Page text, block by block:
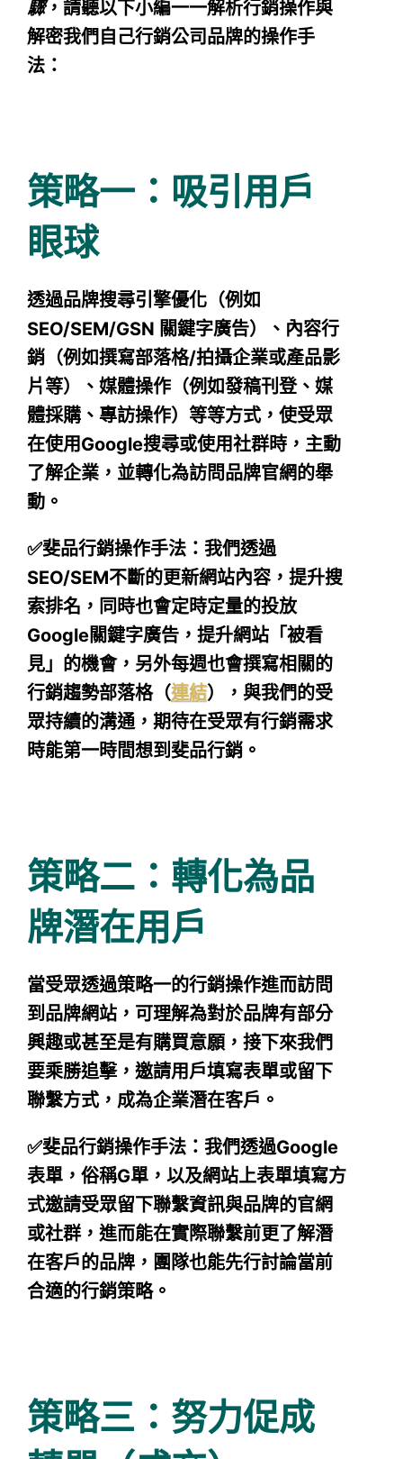
驟，請聽以下小編一一解析行銷操作與
解密我們自己行銷公司品牌的操作手
法：
策略一：吸引用戶
眼球
透過品牌搜尋引擎優化（例如
SEO/SEM/GSN 關鍵字廣告）、內容行
銷（例如撰寫部落格/拍攝企業或產品影
片等）、媒體操作（例如發稿刊登、媒
體採購、專訪操作）等等方式，使受眾
在使用Google搜尋或使用社群時，主動
了解企業，並轉化為訪問品牌官網的舉
動。
✅斐品行銷操作手法：我們透過
SEO/SEM不斷的更新網站內容，提升搜
索排名，同時也會定時定量的投放
Google關鍵字廣告，提升網站「被看
見」的機會，另外每週也會撰寫相關的
行銷趨勢部落格（連結），與我們的受
眾持續的溝通，期待在受眾有行銷需求
時能第一時間想到斐品行銷。
策略二：轉化為品
牌潛在用戶
當受眾透過策略一的行銷操作進而訪問
到品牌網站，可理解為對於品牌有部分
興趣或甚至是有購買意願，接下來我們
要乘勝追擊，邀請用戶填寫表單或留下
聯繫方式，成為企業潛在客戶。
✅斐品行銷操作手法：我們透過Google
表單，俗稱G單，以及網站上表單填寫方
式邀請受眾留下聯繫資訊與品牌的官網
或社群，進而能在實際聯繫前更了解潛
在客戶的品牌，團隊也能先行討論當前
合適的行銷策略。
策略三：努力促成